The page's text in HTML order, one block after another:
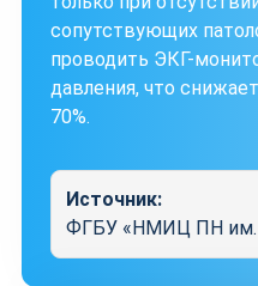
сопутствующих
проводить ЭКГ-
давления, что
70%.
Источник:
ФГБУ «НМИЦ ПН им.